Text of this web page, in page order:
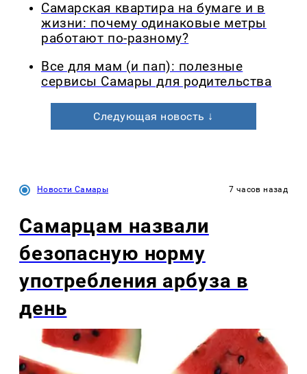
Самарская квартира на бумаге и в
жизни: почему одинаковые метры
работают по-разному?
Все для мам (и пап): полезные
сервисы Самары для родительства
Следующая новость ↓
Новости Самары 7 часов назад
Самарцам назвали
безопасную норму
употребления арбуза в
день